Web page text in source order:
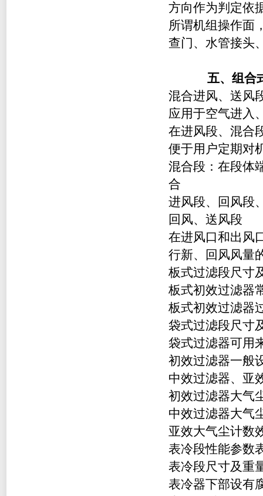
方向作为判定依
所谓机组操作面
查门、水管接头
五、 组合
混合进风、送风
应用于空气进入
在进风段、混合
便于用户定期对
混合段：在段体
合
进风段、回风段
回风、送风段
在进风口和出风
行新、回风风量
板式过滤段尺寸
板式初效过滤器
板式初效过滤器
袋式过滤段尺寸
袋式过滤器可用
初效过滤器一般
中效过滤器、亚
初效过滤器大气
中效过滤器大气
亚效大气尘计数
表冷段性能参数
表冷段尺寸及重
表冷器下部设有